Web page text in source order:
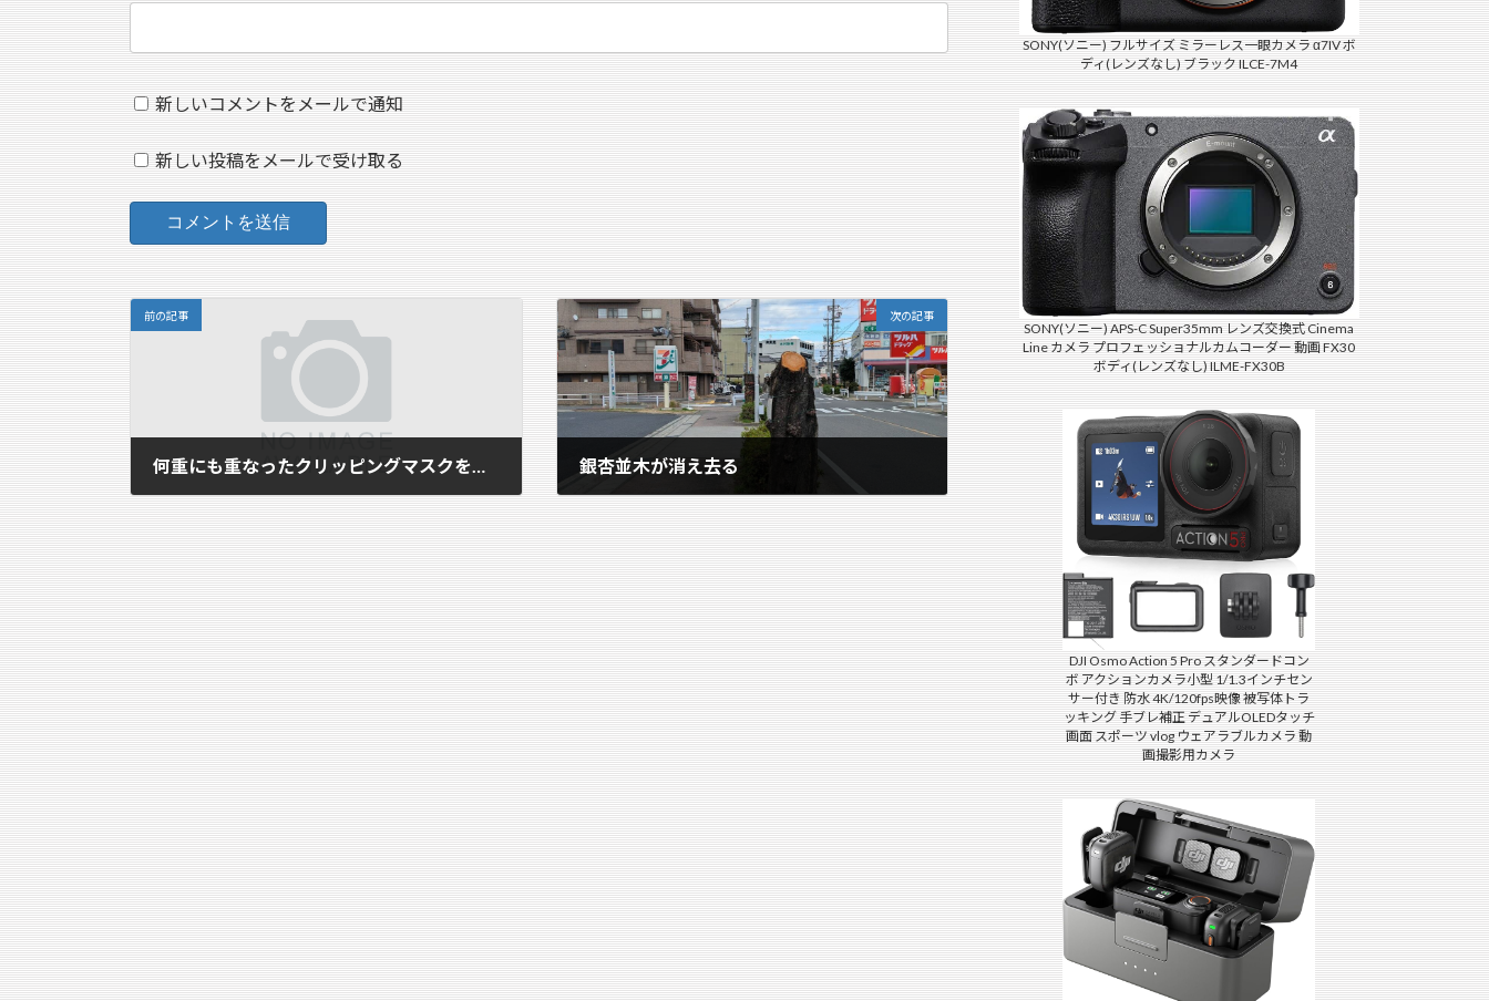
新しいコメントをメールで通知
新しい投稿をメールで受け取る
前の記事
何重にも重なったクリッピングマスクを解除する
2025年12月20日
次の記事
銀杏並木が消え去る
2025年12月27日
SONY(ソニー) フルサイズ ミラーレス一眼カメラ α7IV ボ
ディ(レンズなし) ブラック ILCE-7M4
SONY(ソニー) APS-C Super35mm レンズ交換式 Cinema
Line カメラ プロフェッショナルカムコーダー 動画 FX30
ボディ(レンズなし) ILME-FX30B
DJI Osmo Action 5 Pro スタンダードコン
ボ アクションカメラ小型 1/1.3インチセン
サー付き 防水 4K/120fps映像 被写体トラ
ッキング 手ブレ補正 デュアルOLEDタッチ
画面 スポーツ vlog ウェアラブルカメラ 動
画撮影用カメラ